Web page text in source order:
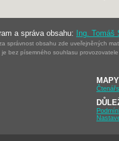
a správa obsahu: Ing. Tomáš
správnost obsahu zde uveřejněných
bez písemného souhlasu